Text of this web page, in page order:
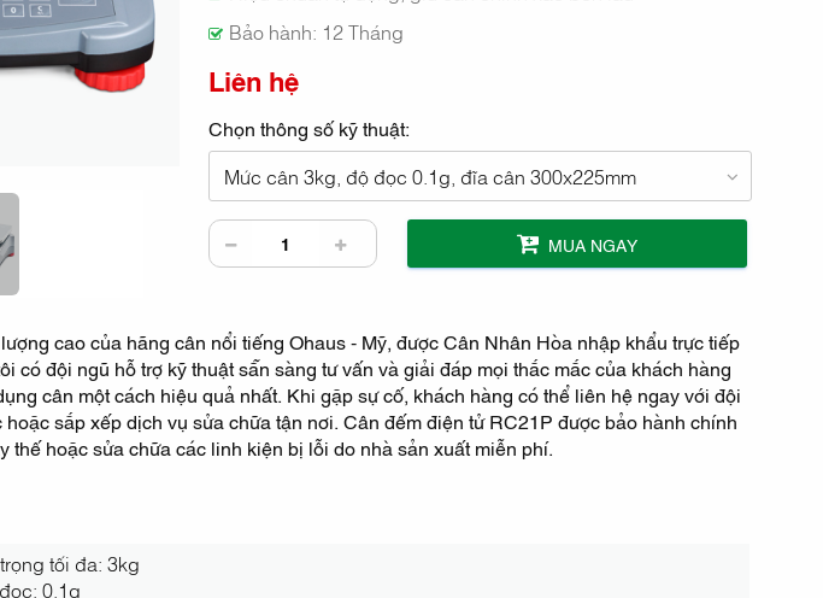
Bảo hành: 12 Tháng
Liên hệ
Chọn thông số kỹ thuật:
Mức cân 3kg, độ đọc 0.1g, đĩa cân 300x225mm
MUA NGAY
cao của hãng cân nổi tiếng Ohaus - Mỹ, được Cân Nhân Hòa nhập khẩu trực tiếp
có đội ngũ hỗ trợ kỹ thuật sẵn sàng tư vấn và giải đáp mọi thắc mắc của khách hàng
cân một cách hiệu quả nhất. Khi gặp sự cố, khách hàng có thể liên hệ ngay với đội
sắp xếp dịch vụ sửa chữa tận nơi. Cân đếm điện tử RC21P được bảo hành chính
thế hoặc sửa chữa các linh kiện bị lỗi do nhà sản xuất miễn phí.
tối đa: 3kg
0.1g